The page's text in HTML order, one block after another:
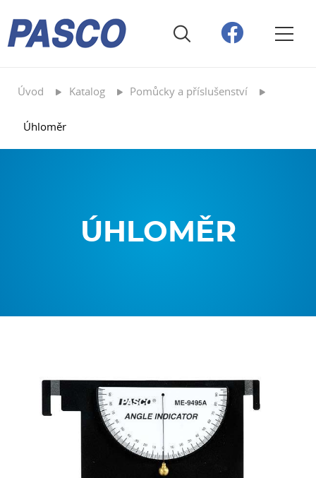
Úvod Katalog Pomůcky a příslušenství
Úhloměr
ÚHLOMĚR